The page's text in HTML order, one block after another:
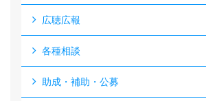
広聴広報
各種相談
助成・補助・公募